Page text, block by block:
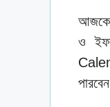
আজকে
ও